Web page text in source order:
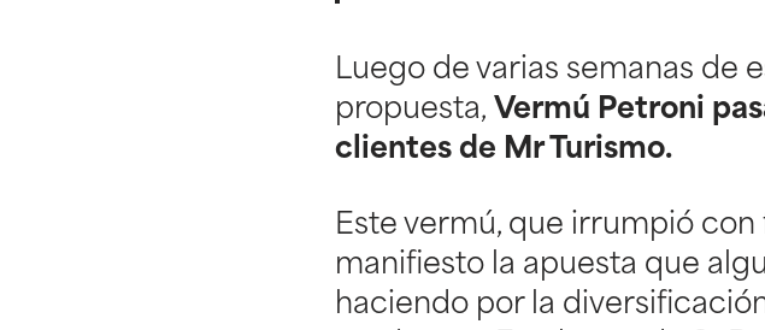
Luego de varias semanas de
propuesta, Vermú Petroni
clientes de Mr Turismo.
Este vermú, que irrumpió
manifiesto la apuesta que
haciendo por la